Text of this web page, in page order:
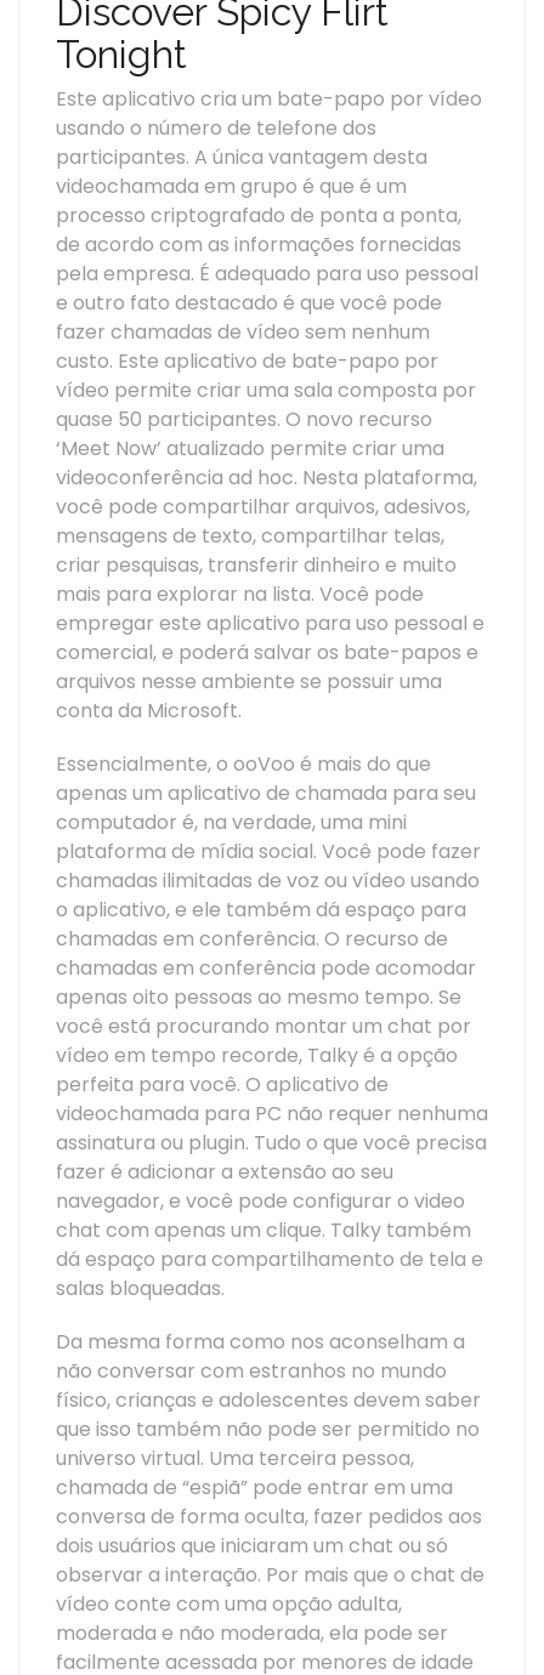
Discover Spicy Flirt
Tonight
Este aplicativo cria um bate-papo por vídeo
usando o número de telefone dos
participantes. A única vantagem desta
videochamada em grupo é que é um
processo criptografado de ponta a ponta,
de acordo com as informações fornecidas
pela empresa. É adequado para uso pessoal
e outro fato destacado é que você pode
fazer chamadas de vídeo sem nenhum
custo. Este aplicativo de bate-papo por
vídeo permite criar uma sala composta por
quase 50 participantes. O novo recurso
‘Meet Now’ atualizado permite criar uma
videoconferência ad hoc. Nesta plataforma,
você pode compartilhar arquivos, adesivos,
mensagens de texto, compartilhar telas,
criar pesquisas, transferir dinheiro e muito
mais para explorar na lista. Você pode
empregar este aplicativo para uso pessoal e
comercial, e poderá salvar os bate-papos e
arquivos nesse ambiente se possuir uma
conta da Microsoft.
Essencialmente, o ooVoo é mais do que
apenas um aplicativo de chamada para seu
computador é, na verdade, uma mini
plataforma de mídia social. Você pode fazer
chamadas ilimitadas de voz ou vídeo usando
o aplicativo, e ele também dá espaço para
chamadas em conferência. O recurso de
chamadas em conferência pode acomodar
apenas oito pessoas ao mesmo tempo. Se
você está procurando montar um chat por
vídeo em tempo recorde, Talky é a opção
perfeita para você. O aplicativo de
videochamada para PC não requer nenhuma
assinatura ou plugin. Tudo o que você precisa
fazer é adicionar a extensão ao seu
navegador, e você pode configurar o video
chat com apenas um clique. Talky também
dá espaço para compartilhamento de tela e
salas bloqueadas.
Da mesma forma como nos aconselham a
não conversar com estranhos no mundo
físico, crianças e adolescentes devem saber
que isso também não pode ser permitido no
universo virtual. Uma terceira pessoa,
chamada de “espiã” pode entrar em uma
conversa de forma oculta, fazer pedidos aos
dois usuários que iniciaram um chat ou só
observar a interação. Por mais que o chat de
vídeo conte com uma opção adulta,
moderada e não moderada, ela pode ser
facilmente acessada por menores de idade